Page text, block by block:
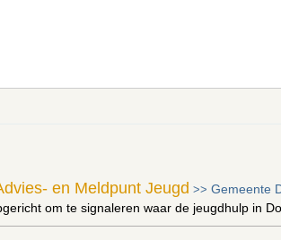
en Meldpunt Jeugd >> Gemeente
om te signaleren waar de jeugdhulp in